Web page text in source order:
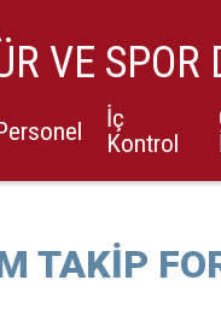
VE
İç
Kontrol
TAKİP